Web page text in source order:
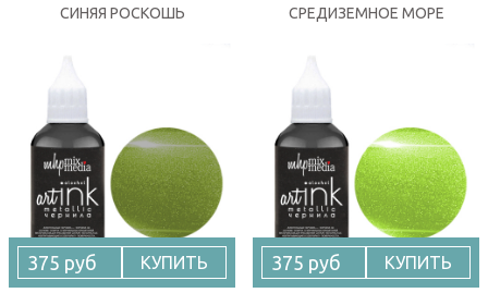
СИНЯЯ РОСКОШЬ
СРЕДИЗЕМНОЕ МОРЕ
375 руб КУПИТЬ 375 руб КУПИТЬ